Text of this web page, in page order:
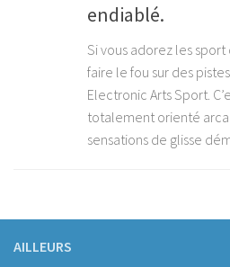
endiablé.
Si vous adorez les
faire le fou sur des
Electronic Arts Sport.
totalement orienté
sensations de glisse
AILLEURS